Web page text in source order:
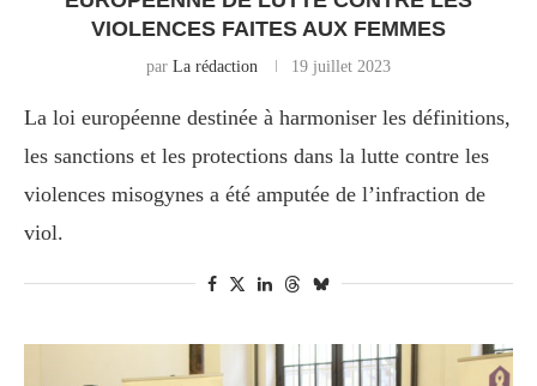
VIOLENCES FAITES AUX FEMMES
par La rédaction 19 juillet 2023
La loi européenne destinée à harmoniser les définitions,
les sanctions et les protections dans la lutte contre les
violences misogynes a été amputée de l’infraction de
viol.